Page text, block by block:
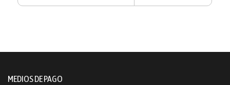
MEDIOS DE PAGO